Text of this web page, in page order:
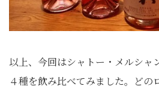
以上、今回はシャトー・メルシャ
４種を飲み比べてみました。どの